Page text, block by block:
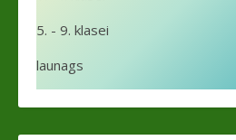
5. - 9. klasei
launags